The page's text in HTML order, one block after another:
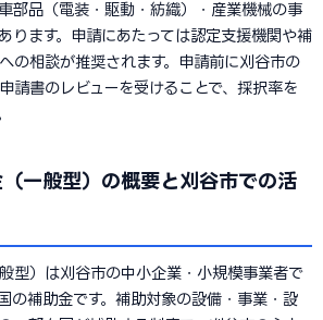
部品（電装・駆動・紡織）・産業機械の事
ります。申請にあたっては認定支援機関や補
の相談が推奨されます。申請前に刈谷市の
請書のレビューを受けることで、採択率を
一般型）の概要と刈谷市での活
型）は刈谷市の中小企業・小規模事業者で
の補助金です。補助対象の設備・事業・設